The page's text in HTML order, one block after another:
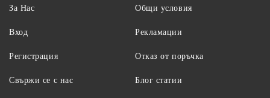
За Нас
Вход
Регистрация
Свържи се с нас
Общи условия
Рекламации
Отказ от поръчка
Блог статии